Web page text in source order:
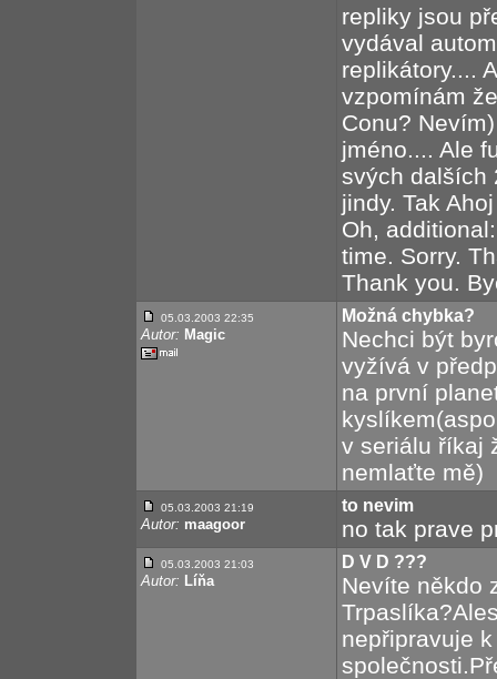
repliky jsou
vydával
replikátory....
vzpomínám
Conu?
jméno.... Ale
svých dalších
jindy. Tak
Oh,
time. Sorry.
Thank you.
05.03.2003 22:35
Autor: Magic
Možná chybka?
Nechci být
vyžívá v
na první
v seriálu říkaj
nemlaťte mě)
05.03.2003 21:19
Autor: maagoor
to nevim
no tak prave
05.03.2003 21:03
Autor: Líňa
D V D ???
Nevíte někdo
nepřipravuje